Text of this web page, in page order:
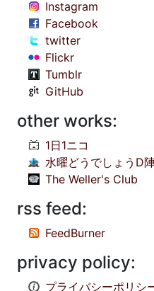
Instagram
Facebook
twitter
Flickr
Tumblr
GitHub
other works:
1日1ニコ
水曜どうでしょうD
The Weller's Club
rss feed:
FeedBurner
privacy policy:
プライバシーポリシ